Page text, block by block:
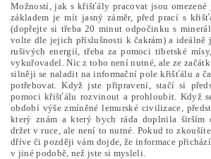
Možností, jak s křišťály pracovat jsou omezené
základem je mít jasný záměr, před prací s
(dopřejte si třeba 20 minut odpočinku s
volte dle jejich příslušnosti k čakrám) a ideálně
rušivých energií, třeba za pomoci tibetské
vykuřovadel. Nic z toho není nutné, ale ze
silněji se naladit na informační pole křišťálu a
potřebovat. Když jste připravení, stačí si
pomoci křišťálu rozvinout a prohloubit. Když
období výše zmíněné lemurské civilizace,
který znám a který bych ráda doplnila širším
držet v ruce, ale není to nutné. Pokud to
dříve či později vám dojde, že informace
v jiné podobě, než jste si mysleli.